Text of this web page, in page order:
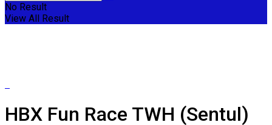
No Result
View All Result
HBX Fun Race TWH (Sentul)